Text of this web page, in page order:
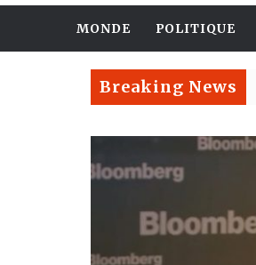
MONDE POLITIQUE
Breaking News